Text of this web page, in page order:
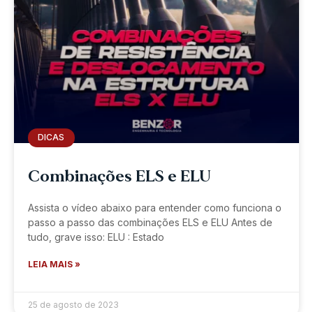
DICAS
Combinações ELS e ELU
Assista o vídeo abaixo para entender como funciona o
passo a passo das combinações ELS e ELU Antes de
tudo, grave isso: ELU : Estado
LEIA MAIS »
25 de agosto de 2023